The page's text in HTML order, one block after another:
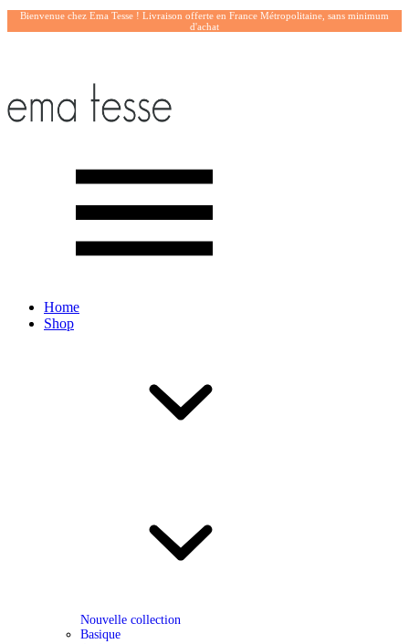
Bienvenue chez Ema Tesse ! Livraison offerte en France Métropolitaine, sans minimum
d'achat
Home
Shop
Nouvelle collection
Basique